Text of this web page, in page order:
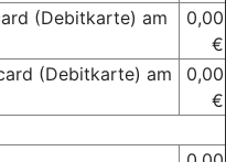
(Debitkarte) am
0,00
€
(Debitkarte) am
0,00
€